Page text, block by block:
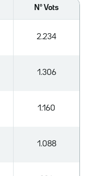
Nº Vots
2.234
1.306
1.160
1.088